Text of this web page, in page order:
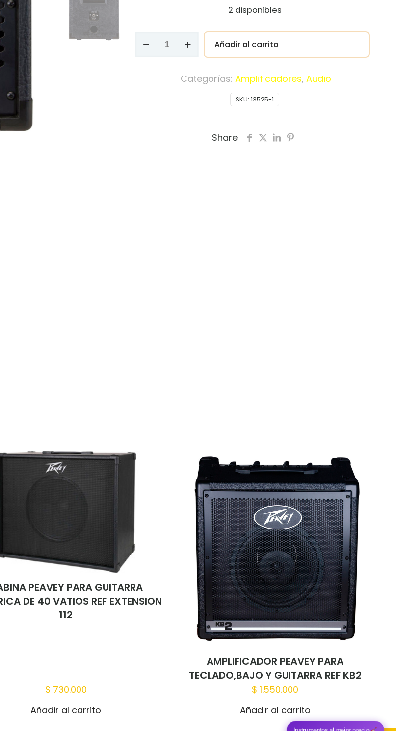
2 disponibles
PEAVEY
Añadir al carrito
SKU: 13525-1
Categorías: Amplificadores, Audio
Share
PEAVEY PARA GUITARRA
DE 40 VATIOS REF EXTENSION
112
$ 730.000
Añadir al carrito
AMPLIFICADOR PEAVEY PARA
TECLADO,BAJO Y GUITARRA REF KB2
$ 1.550.000
Añadir al carrito